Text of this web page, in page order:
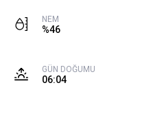
NEM
%46
GÜN DOĞUMU
06:04